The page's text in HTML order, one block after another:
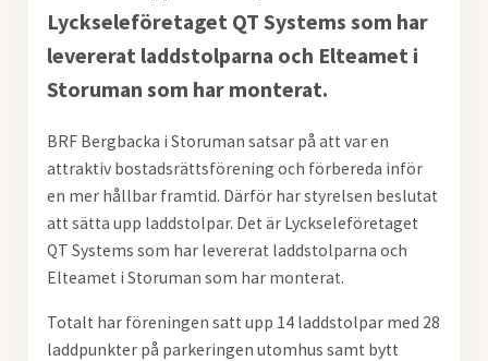
Lyckseleföretaget QT Systems som har
levererat laddstolparna och Elteamet i
Storuman som har monterat.
BRF Bergbacka i Storuman satsar på att var en
attraktiv bostadsrättsförening och förbereda inför
en mer hållbar framtid. Därför har styrelsen beslutat
att sätta upp laddstolpar. Det är Lyckseleföretaget
QT Systems som har levererat laddstolparna och
Elteamet i Storuman som har monterat.
Totalt har föreningen satt upp 14 laddstolpar med 28
laddpunkter på parkeringen utomhus samt bytt